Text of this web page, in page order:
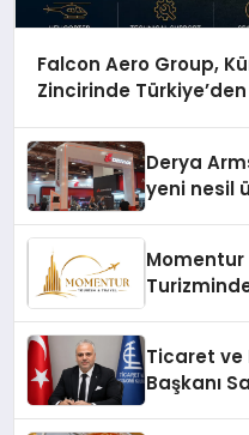
Falcon Aero Group,
Zincirinde
Derya
yeni nesil
Momentur
Ticaret ve
Başkanı